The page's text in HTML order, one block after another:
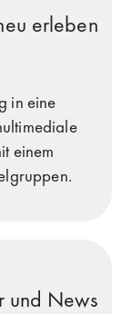
erleben
in eine
einem
und News